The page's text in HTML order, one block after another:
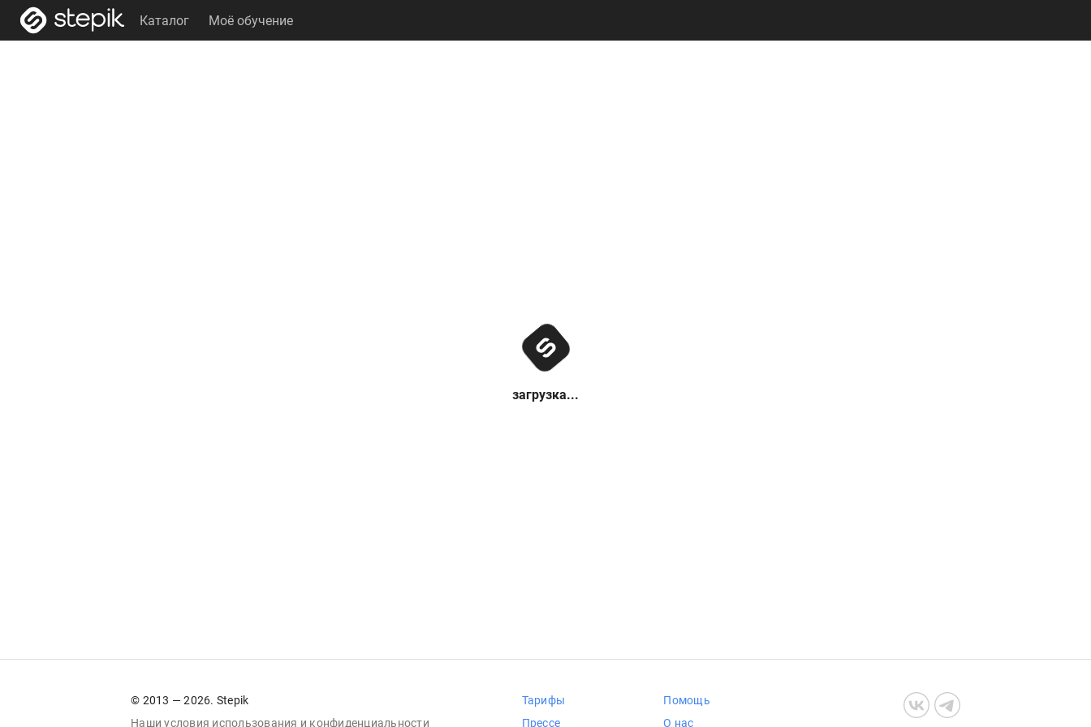
Каталог Моё обучение
загрузка...
© 2013 — 2026. Stepik
Наши условия использования и конфиденциальности
Тарифы
Прессе
Помощь
О нас